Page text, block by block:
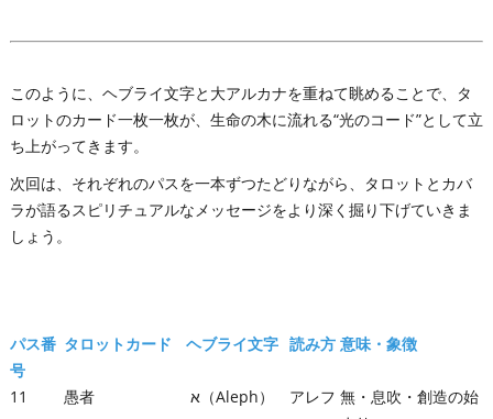
このように、ヘブライ文字と大アルカナを重ねて眺めることで、タ
ロットのカード一枚一枚が、生命の木に流れる“光のコード”として立
ち上がってきます。
次回は、それぞれのパスを一本ずつたどりながら、タロットとカバ
ラが語るスピリチュアルなメッセージをより深く掘り下げていきま
しょう。
パス番
号
タロットカード ヘブライ文字 読み方 意味・象徴
11 愚者 א（Aleph） アレフ 無・息吹・創造の始